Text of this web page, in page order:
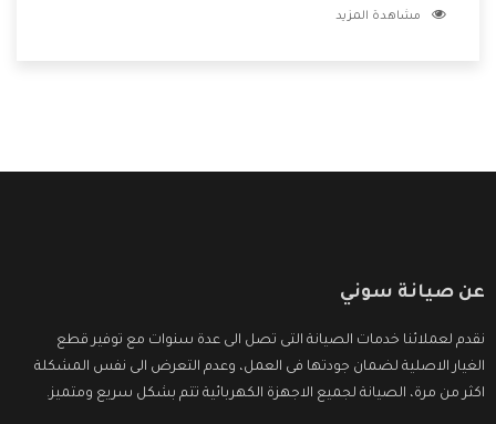
الشركة بها والتى تكون منها خدمة الصيانة التى تكون من أهم
مشاهدة المزيد
عن صيانة سوني
نقدم لعملائنا خدمات الصيانة التى تصل الى عدة سنوات مع توفير قطع
الغيار الاصلية لضمان جودتها فى العمل، وعدم التعرض الى نفس المشكلة
اكثر من مرة، الصيانة لجميع الاجهزة الكهربائية تتم بشكل سريع ومتميز.